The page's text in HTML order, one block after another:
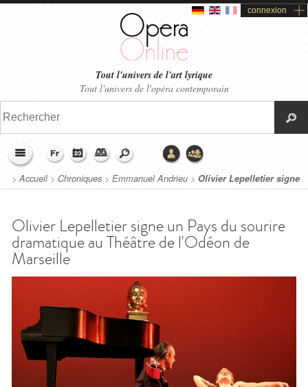
connexion
Tout l'univers de l'art lyrique
Tout l'univers de l'opéra contemporain
>Accueil> Chroniques > Emmanuel Andrieu > Olivier Lepelletier signe
un Pays du sourire dramatique au Théâtre de l'Odéon de Marseille
Olivier Lepelletier signe un Pays du sourire
dramatique au Théâtre de l'Odéon de
Marseille